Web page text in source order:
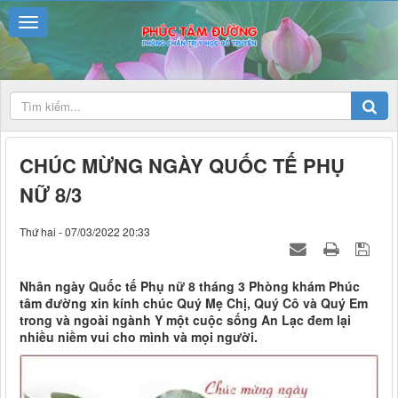
CHÚC MỪNG NGÀY QUỐC TẾ PHỤ
NỮ 8/3
Thứ hai - 07/03/2022 20:33
Nhân ngày Quốc tế Phụ nữ 8 tháng 3 Phòng khám Phúc
tâm đường xin kính chúc Quý Mẹ Chị, Quý Cô và Quý Em
trong và ngoài ngành Y một cuộc sống An Lạc đem lại
nhiều niềm vui cho mình và mọi người.